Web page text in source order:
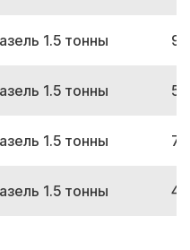
1.5 тонны
1.5 тонны
1.5 тонны
1.5 тонны